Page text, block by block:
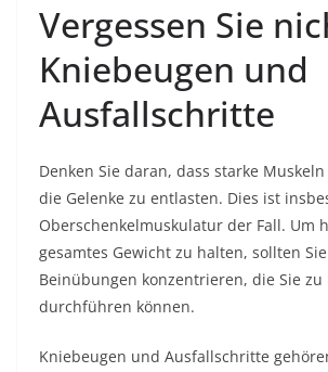
Vergessen Sie
Kniebeugen und
Ausfallschritte
Denken Sie daran, dass starke
die Gelenke zu entlasten. Dies ist
Oberschenkelmuskulatur der Fall. Um
gesamtes Gewicht zu halten, sollten
Beinübungen konzentrieren, die Sie zu
durchführen können.
Kniebeugen und Ausfallschritte